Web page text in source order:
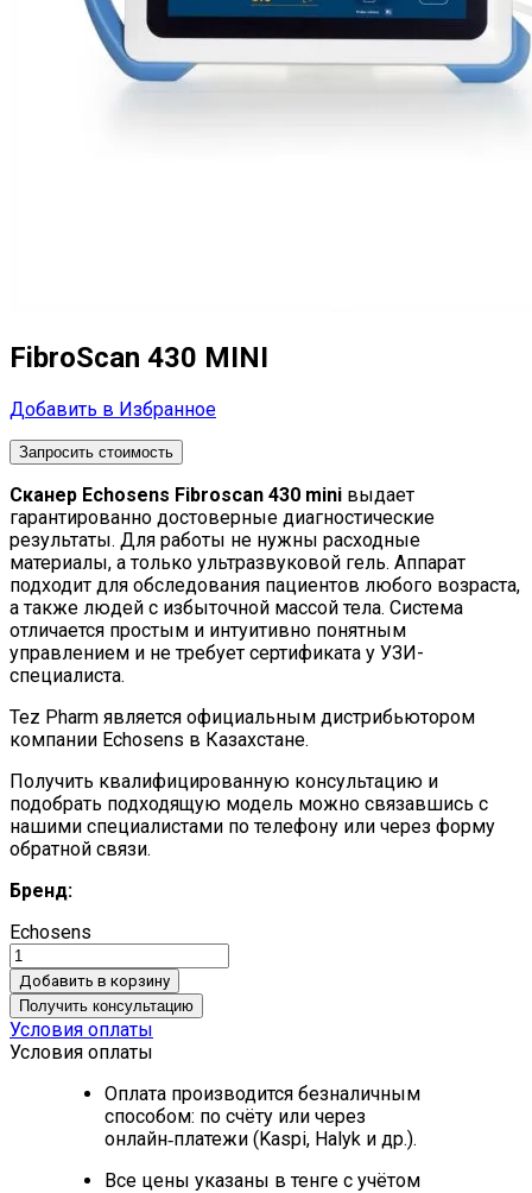
FibroScan 430 MINI
Добавить в Избранное
Запросить стоимость
Сканер Echosens Fibroscan 430 mini выдает
гарантированно достоверные диагностические
результаты. Для работы не нужны расходные
материалы, а только ультразвуковой гель. Аппарат
подходит для обследования пациентов любого возраста,
а также людей с избыточной массой тела. Система
отличается простым и интуитивно понятным
управлением и не требует сертификата у УЗИ-
специалиста.
Tez Pharm является официальным дистрибьютором
компании Еchosens в Казахстане.
Получить квалифицированную консультацию и
подобрать подходящую модель можно связавшись с
нашими специалистами по телефону или через форму
обратной связи.
Бренд:
Echosens
Добавить в корзину
Получить консультацию
Условия оплаты
Условия оплаты
Оплата производится безналичным
способом: по счёту или через
онлайн‑платежи (Kaspi, Halyk и др.).
Все цены указаны в тенге с учётом